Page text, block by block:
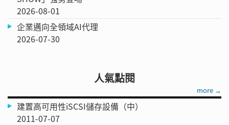
2026-08-01
企業邁向全領域AI代理
2026-07-30
人氣點閱
more →
建置高可用性iSCSI儲存設備（中）
2011-07-07